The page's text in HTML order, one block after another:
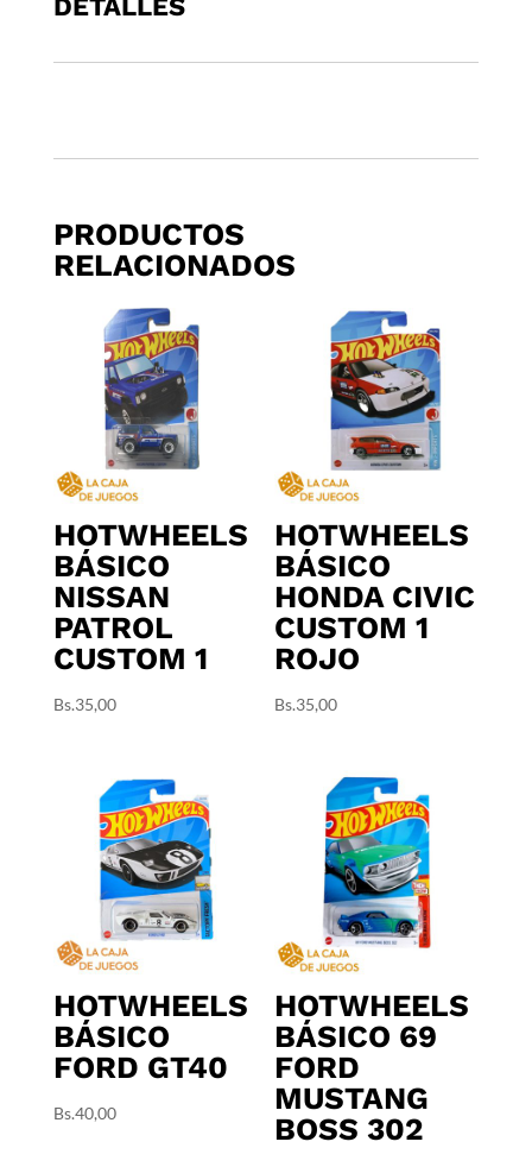
LEAF
RC
DETALLES
PRODUCTOS
RELACIONADOS
HOTWHEELS
BÁSICO
NISSAN
PATROL
CUSTOM 1
Bs.35,00
HOTWHEELS
BÁSICO
HONDA CIVIC
CUSTOM 1
ROJO
Bs.35,00
HOTWHEELS
BÁSICO
FORD GT40
Bs.40,00
HOTWHEELS
BÁSICO 69
FORD
MUSTANG
BOSS 302